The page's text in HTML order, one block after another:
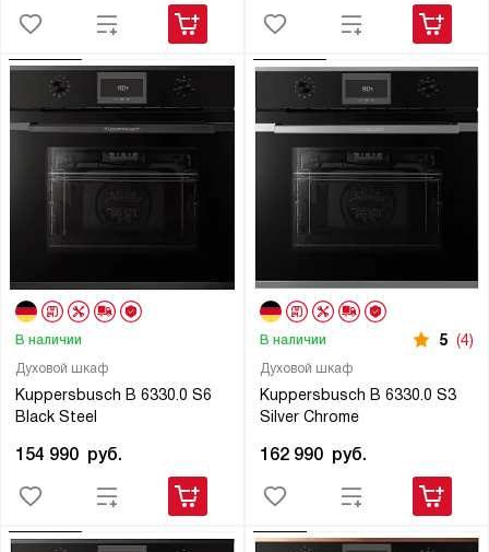
Духовой шкаф
Kuppersbusch B 6330.0 S6
Black Steel
В наличии
154 990 руб.
Духовой шкаф
Kuppersbusch B 6330.0 S3
Silver Chrome
В наличии 5 (4)
162 990 руб.